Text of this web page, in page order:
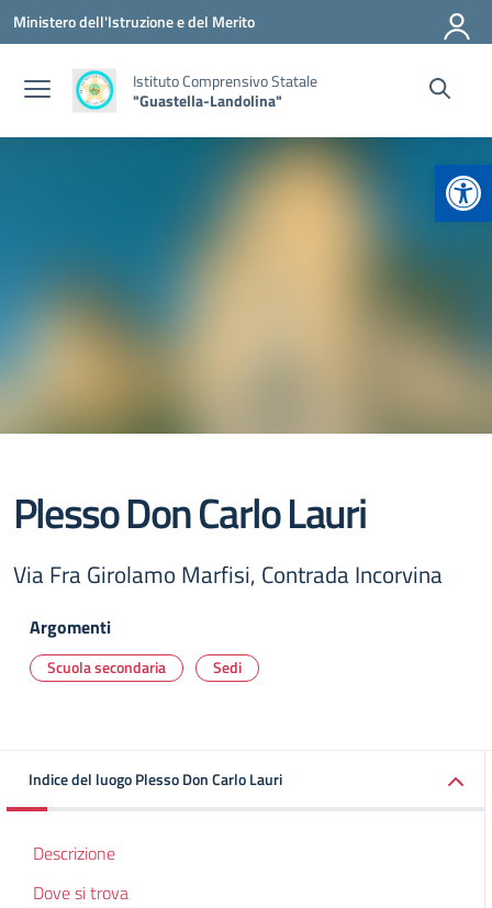
Vai ai contenuti
Vai al menu di navigazione
Vai al footer
Ministero dell'Istruzione e del Merito
Istituto Comprensivo Statale
"Guastella-Landolina"
Plesso Don Carlo Lauri
Via Fra Girolamo Marfisi, Contrada Incorvina
Argomenti
Scuola secondaria Sedi
Indice del luogo Plesso Don Carlo Lauri
Descrizione
Dove si trova